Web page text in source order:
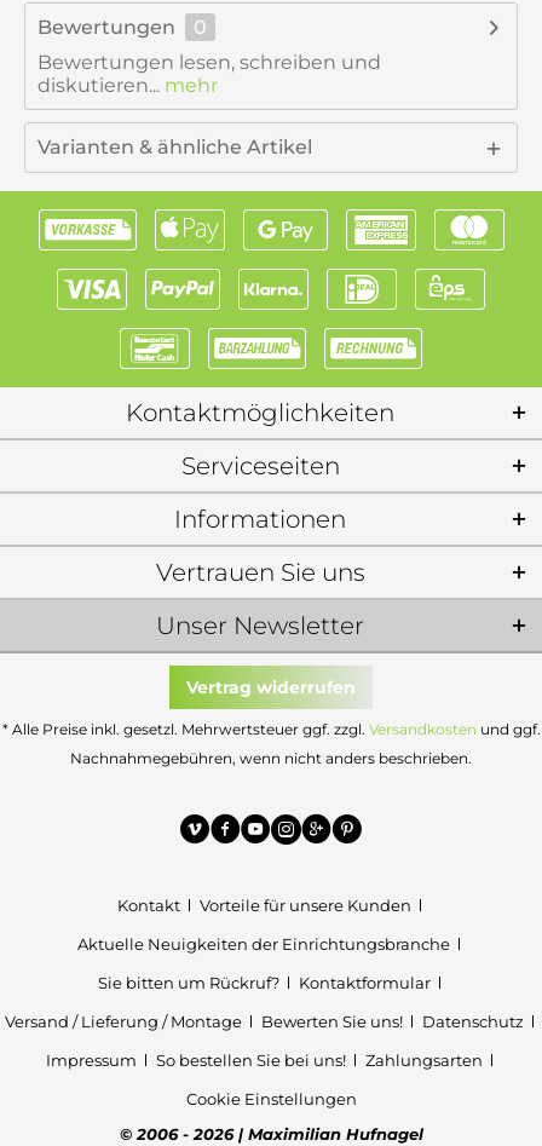
Bewertungen
0
Bewertungen lesen, schreiben und
diskutieren... mehr
Varianten & ähnliche Artikel
Kontaktmöglichkeiten
Serviceseiten
Informationen
Unser Newsletter
Vertrauen Sie uns
Vertrag widerrufen
* Alle Preise inkl. gesetzl. Mehrwertsteuer ggf. zzgl. Versandkosten und ggf.
Nachnahmegebühren, wenn nicht anders beschrieben.
Kontakt
Vorteile für unsere Kunden
Aktuelle Neuigkeiten der Einrichtungsbranche
Sie bitten um Rückruf?
Kontaktformular
Versand / Lieferung / Montage
Bewerten Sie uns!
Datenschutz
Impressum
So bestellen Sie bei uns!
Zahlungsarten
Cookie Einstellungen
© 2006 - 2026 | Maximilian Hufnagel